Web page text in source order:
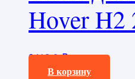
Hover H2
2418,0₽
В корзину